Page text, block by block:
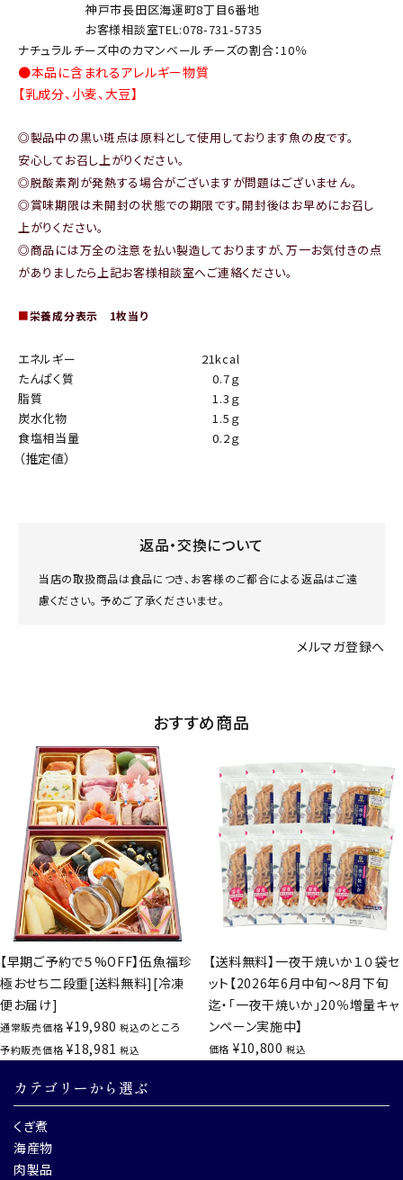
神戸市長田区海運町8丁目6番地
お客様相談室TEL:078-731-5735
ナチュラルチーズ中のカマンベールチーズの割合：10％
●本品に含まれるアレルギー物質
【乳成分、小麦、大豆】
◎製品中の黒い斑点は原料として使用しております魚の皮です。
安心してお召し上がりください。
◎脱酸素剤が発熱する場合がございますが問題はございません。
◎賞味期限は未開封の状態での期限です。開封後はお早めにお召し
上がりください。
◎商品には万全の注意を払い製造しておりますが、万一お気付きの点
がありましたら上記お客様相談室へご連絡ください。
■栄養成分表示 1枚当り
エネルギー
21kcal
たんぱく質
0.7ｇ
脂質
1.3ｇ
炭水化物
1.5ｇ
食塩相当量
0.2ｇ
（推定値）
返品・交換について
当店の取扱商品は食品につき、お客様のご都合による返品はご遠
慮ください。 予めご了承くださいませ。
メルマガ登録へ
おすすめ商品
【早期ご予約で５%OFF】伍魚福珍
極おせち二段重[送料無料][冷凍
便お届け]
通常販売価格 ¥19,980 税込のところ
予約販売価格 ¥18,981 税込
【送料無料】一夜干焼いか１０袋セ
ット【2026年6月中旬～8月下旬
迄・「一夜干焼いか」20％増量キャ
ンペーン実施中】
価格 ¥10,800 税込
カテゴリーから選ぶ
くぎ煮
海産物
肉製品